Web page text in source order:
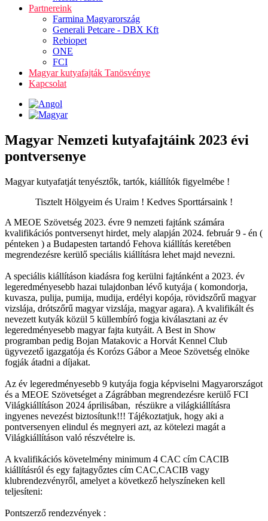
Partnereink
Farmina Magyarország
Generali Petcare - DBX Kft
Rebiopet
ONE
FCI
Magyar kutyafajták Tanösvénye
Kapcsolat
Magyar Nemzeti kutyafajtáink 2023 évi
pontversenye
Magyar kutyafatját tenyésztők, tartók, kiállítók figyelmébe !
Tisztelt Hölgyeim és Uraim ! Kedves Sporttársaink !
A MEOE Szövetség 2023. évre 9 nemzeti fajtánk számára
kvalifikációs pontversenyt hirdet, mely alapján 2024. február 9 - én (
pénteken ) a Budapesten tartandó Fehova kiállítás keretében
megrendezésre kerülő speciális kiállításra lehet majd nevezni.
A speciális kiállításon kiadásra fog kerülni fajtánként a 2023. év
legeredményesebb hazai tulajdonban lévő kutyája ( komondorja,
kuvasza, pulija, pumija, mudija, erdélyi kopója, rövidszőrű magyar
vizslája, drótszőrű magyar vizslája, magyar agara). A kvalifikált és
nevezett kutyák közül 5 küllembíró fogja kiválasztani az év
legeredményesebb magyar fajta kutyáit. A Best in Show
programban pedig Bojan Matakovic a Horvát Kennel Club
ügyvezető igazgatója és Korózs Gábor a Meoe Szövetség elnöke
fogják átadni a díjakat.
Az év legeredményesebb 9 kutyája fogja képviselni Magyarországot
és a MEOE Szövetséget a Zágrábban megrendezésre kerülő FCI
Világkiállításon 2024 áprilisában, részükre a világkiállításra
ingyenes nevezést biztosítunk!!! Tájékoztatjuk, hogy aki a
pontversenyen elindul és megnyeri azt, az kötelezi magát a
Világkiállításon való részvételre is.
A kvalifikációs követelmény minimum 4 CAC cím CACIB
kiállításról és egy fajtagyőztes cím CAC,CACIB vagy
klubrendezvényről, amelyet a következő helyszíneken kell
teljesíteni:
Pontszerző rendezvények :